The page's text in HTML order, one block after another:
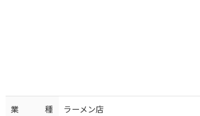
業種 ラーメン店